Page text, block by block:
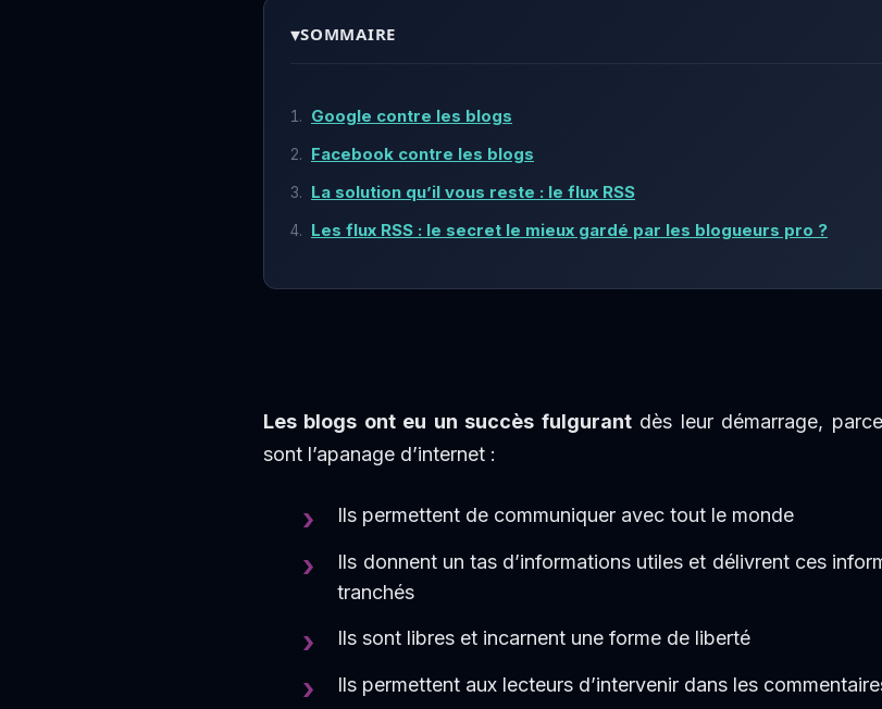
▾SOMMAIRE
Google contre les blogs
Facebook contre les blogs
La solution qu’il vous reste : le flux RSS
Les flux RSS : le secret le mieux gardé par les blogueurs pro ?
Les blogs ont eu un succès fulgurantdès leur démarrage,
sont l’apanage d’internet :
Ils permettent de communiquer avec tout le monde
Ils donnent un tas d’informations utiles et délivrent ces
tranchés
Ils sont libres et incarnent une forme de liberté
Ils permettent aux lecteurs d’intervenir dans les